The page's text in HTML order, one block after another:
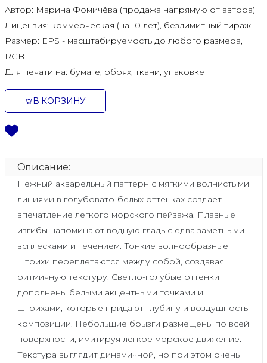
Автор: Марина Фомичёва (продажа напрямую от автора)
Лицензия: коммерческая (на 10 лет), безлимитный тираж
Размер: EPS - масштабируемость до любого размера,
RGB
Для печати на: бумаге, обоях, ткани, упаковке
В КОРЗИНУ
Описание:
Нежный акварельный паттерн с мягкими волнистыми
линиями в голубовато-белых оттенках создает
впечатление легкого морского пейзажа. Плавные
изгибы напоминают водную гладь с едва заметными
всплесками и течением. Тонкие волнообразные
штрихи переплетаются между собой, создавая
ритмичную текстуру. Светло-голубые оттенки
дополнены белыми акцентными точками и
штрихами, которые придают глубину и воздушность
композиции. Небольшие брызги размещены по всей
поверхности, имитируя легкое морское движение.
Текстура выглядит динамичной, но при этом очень